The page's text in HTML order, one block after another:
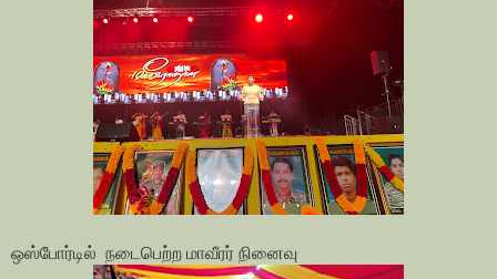
ஒஸ்போர்டில் நடைபெற்ற மாவீரர் நினைவு